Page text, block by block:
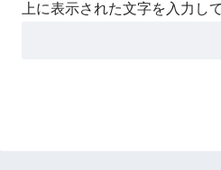
上に表示された文字を入力し